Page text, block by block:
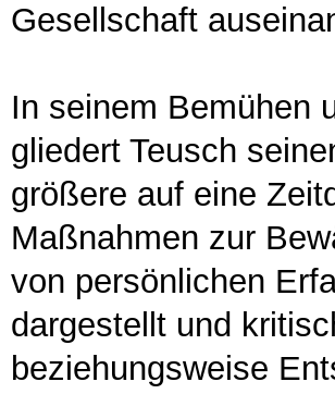
Gesellschaft
In seinem Bemühen
gliedert Teusch
größere auf eine
Maßnahmen zur
von persönlichen
dargestellt und
beziehungsweise